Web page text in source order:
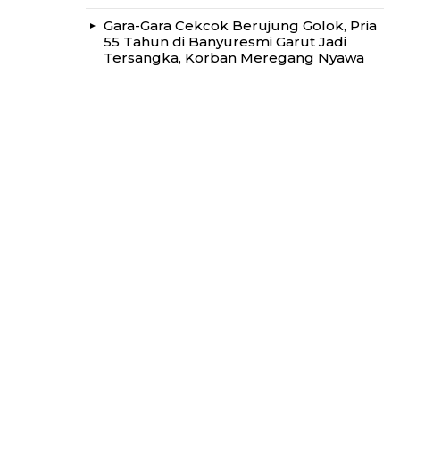
Gara-Gara Cekcok Berujung Golok, Pria
55 Tahun di Banyuresmi Garut Jadi
Tersangka, Korban Meregang Nyawa